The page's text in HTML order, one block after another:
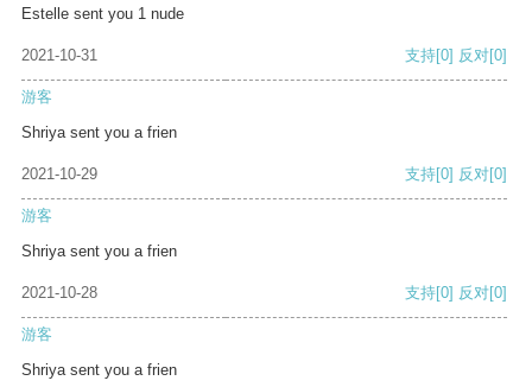
Estelle sent you 1 nude
2021-10-31 支持[0] 反对[0]
游客
Shriya sent you a frien
2021-10-29 支持[0] 反对[0]
游客
Shriya sent you a frien
2021-10-28 支持[0] 反对[0]
游客
Shriya sent you a frien